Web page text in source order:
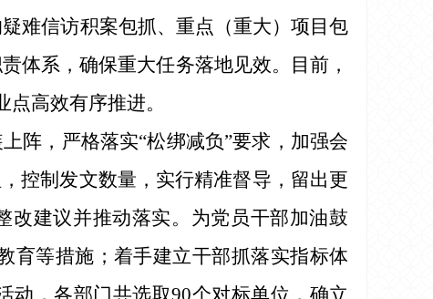
难信访积案包抓、重点（重大）项目包
体系，确保重大任务落地见效。目前，
高效有序推进。
阵，严格落实“松绑减负”要求，加强会
控制发文数量，实行精准督导，留出更
改建议并推动落实。为党员干部加油鼓
育等措施；着手建立干部抓落实指标体
动，各部门共选取90个对标单位，确立